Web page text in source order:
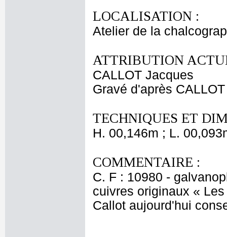
LOCALISATION :
Atelier de la
ATTRIBUTION
CALLOT Jacques
Gravé d'après
TECHNIQUES ET
H. 00,146m ; L.
COMMENTAIRE :
C. F : 10980 -
cuivres originaux «
Callot aujourd'hui